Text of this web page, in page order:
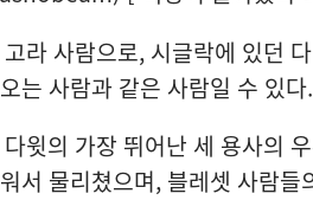
고라 사람으로, 시글락에 있던
는 사람과 같은 사람일 수 있다.
다윗의 가장 뛰어난 세 용사의
서 물리쳤으며, 블레셋 사람